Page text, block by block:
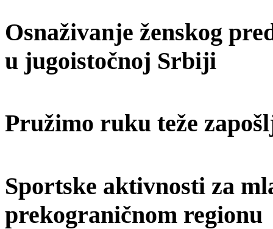
Osnaživanje ženskog
u jugoistočnoj Srbiji
Pružimo ruku teže
Sportske aktivnosti za
prekograničnom regionu